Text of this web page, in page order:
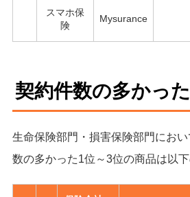
スマホ保
険
Mysurance
契約件数の多かっ
生命保険部門・損害保険部門にお
数の多かった1位～3位の商品は以下